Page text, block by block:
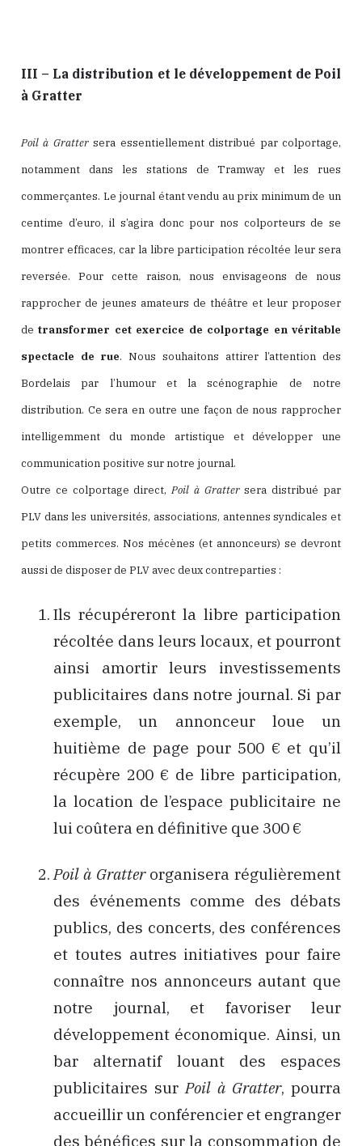
III – La distribution et le développement de Poil
à Gratter
Poil à Grattersera essentiellement distribué par colportage,
notamment dans les stations de Tramway et les rues
commerçantes. Le journal étant vendu au prix minimum de un
centime d’euro, il s’agira donc pour nos colporteurs de se
montrer efficaces, car la libre participation récoltée leur sera
reversée. Pour cette raison, nous envisageons de nous
rapprocher de jeunes amateurs de théâtre et leur proposer
detransformer cet exercice de colportage en véritable
spectacle de rue. Nous souhaitons attirer l’attention des
Bordelais par l’humour et la scénographie de notre
distribution. Ce sera en outre une façon de nous rapprocher
intelligemment du monde artistique et développer une
communication positive sur notre journal.
Outre ce colportage direct,Poil à Grattersera distribué par
PLV dans les universités, associations, antennes syndicales et
petits commerces. Nos mécènes (et annonceurs) se devront
aussi de disposer de PLV avec deux contreparties :
Ils récupéreront la libre participation
récoltée dans leurs locaux, et pourront
ainsi amortir leurs investissements
publicitaires dans notre journal. Si par
exemple, un annonceur loue un
huitième de page pour 500 € et qu’il
récupère 200 € de libre participation,
la location de l’espace publicitaire ne
lui coûtera en définitive que 300 €
Poil à Gratterorganisera régulièrement
des événements comme des débats
publics, des concerts, des conférences
et toutes autres initiatives pour faire
connaître nos annonceurs autant que
notre journal, et favoriser leur
développement économique. Ainsi, un
bar alternatif louant des espaces
publicitaires sur Poil à Gratter, pourra
accueillir un conférencier et engranger
des bénéfices sur la consommation de